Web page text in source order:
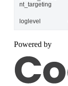
nt_targeting
loglevel
Powered by